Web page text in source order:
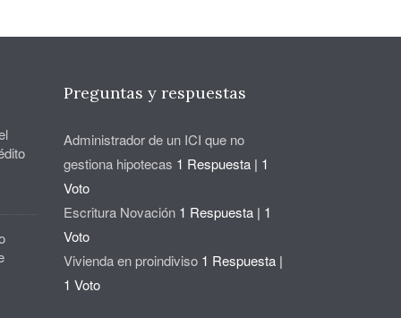
Preguntas y respuestas
Administrador de un ICI que no
gestiona hipotecas 1 Respuesta | 1
Voto
Escritura Novación 1 Respuesta | 1
Voto
Vivienda en proindiviso 1 Respuesta |
1 Voto